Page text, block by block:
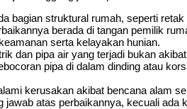
bagian struktural rumah, seperti
berada di tangan pemilik
serta kelayakan hunian.
dan pipa air yang terjadi bukan
pipa di dalam dinding atau
kerusakan akibat bencana alam
atas perbaikannya, kecuali ada